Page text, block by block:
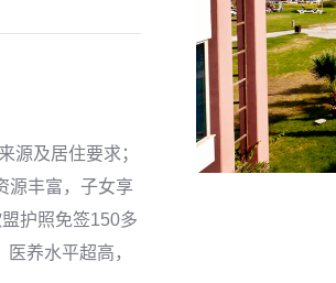
源及居住要求；
源丰富，子女享
护照免签150多
养水平超高，